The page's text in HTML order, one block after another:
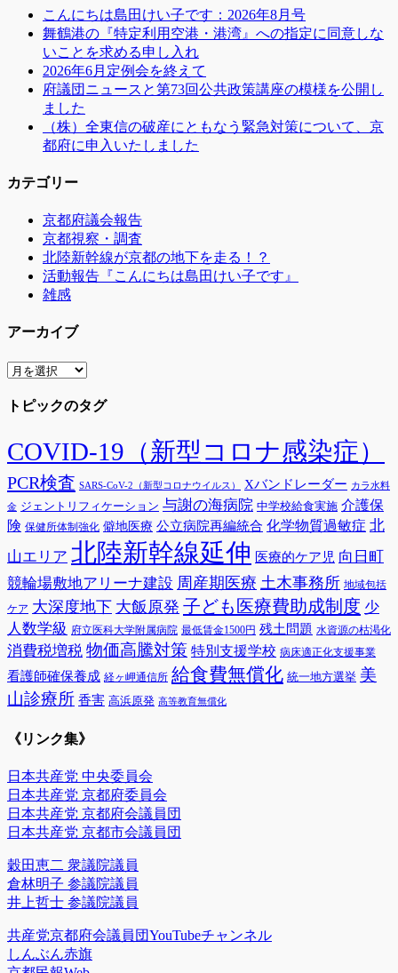
こんにちは島田けい子です：2026年8月号
舞鶴港の『特定利用空港・港湾』への指定に同意しな
いことを求める申し入れ
2026年6月定例会を終えて
府議団ニュースと第73回公共政策講座の模様を公開し
ました
（株）全東信の破産にともなう緊急対策について、京
都府に申入いたしました
カテゴリー
京都府議会報告
京都視察・調査
北陸新幹線が京都の地下を走る！？
活動報告『こんにちは島田けい子です』
雑感
アーカイブ
ア
カ
ブ
トピックのタグ
COVID-19（新型コロナ感染症）
PCR検査 SARS-CoV-2（新型コロナウイルス） Xバンドレーダー カラ水料
金 ジェントリフィケーション 与謝の海病院 中学校給食実施 介護保
険 保健所体制強化 僻地医療 公立病院再編統合 化学物質過敏症 北
山エリア 北陸新幹線延伸 医療的ケア児 向日町
競輪場敷地アリーナ建設 周産期医療 土木事務所 地域包括
ケア 大深度地下 大飯原発 子ども医療費助成制度 少
人数学級 府立医科大学附属病院 最低賃金1500円 残土問題 水資源の枯渇化
消費税増税 物価高騰対策 特別支援学校 病床適正化支援事業
看護師確保養成 経ヶ岬通信所 給食費無償化 統一地方選挙 美
山診療所 香害 高浜原発 高等教育無償化
《リンク集》
日本共産党 中央委員会
日本共産党 京都府委員会
日本共産党 京都府会議員団
日本共産党 京都市会議員団
穀田恵二 衆議院議員
倉林明子 参議院議員
井上哲士 参議院議員
共産党京都府会議員団YouTubeチャンネル
しんぶん赤旗